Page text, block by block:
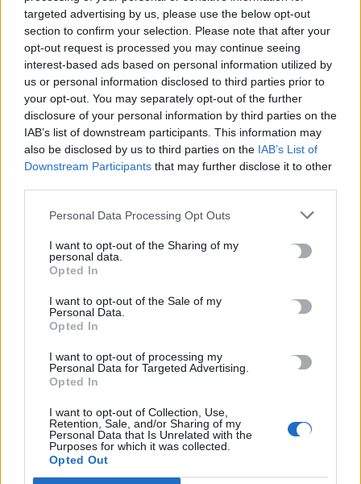
targeted advertising by us, please use the below opt-out
section to confirm your selection. Please note that after your
opt-out request is processed you may continue seeing
interest-based ads based on personal information utilized by
us or personal information disclosed to third parties prior to
your opt-out. You may separately opt-out of the further
disclosure of your personal information by third parties on the
IAB’s list of downstream participants. This information may
also be disclosed by us to third parties on the IAB’s List of
Downstream Participants that may further disclose it to other
Personal Data Processing Opt Outs
I want to opt-out of the Sharing of my
personal data.
Opted In
I want to opt-out of the Sale of my
Personal Data.
Opted In
I want to opt-out of processing my
Personal Data for Targeted Advertising.
Opted In
I want to opt-out of Collection, Use,
Retention, Sale, and/or Sharing of my
Personal Data that Is Unrelated with the
Purposes for which it was collected.
Opted Out
Προθεσμία για να δώσουν εξηγήσεις για την προσγείωση στο
Σαρακήνικο πήραν ο χειριστής και ο ιδιοκτήτης του
ελικοπτέρου
10 Αυγούστου, 2026
Υπό έλεγχο η πυρκαγιά στον Κουβαρά Αττικής, παραμένουν
καπνογόνα σημεία – Προβληματίζουν οι ισχυροί άνεμοι
Ενετικά Τείχη: Ο κόσμος “αγκαλιάζει” τα αναψυκτήρια
10 Αυγούστου, 2026
δωρεά – Τι πρέπει να προσέξετε
10 Αυγούστου, 2026
Ηράκλειο: «Βούλιαξε» το λιμάνι μέσα σε ένα τριήμερο – Πάνω
από 32.000 επιβάτες
10 Αυγούστου, 2026